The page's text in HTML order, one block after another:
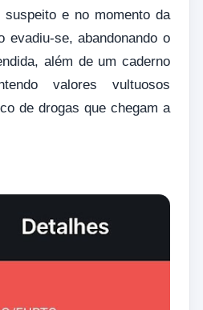
suspeito e no momento da
evadiu-se, abandonando o
além de um caderno
valores vultuosos
de drogas que chegam a